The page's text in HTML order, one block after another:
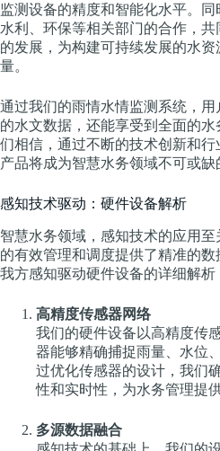
监测设备的精度和智能化水平。
水利、环保等相关部门的合作，
的发展，为构建可持续发展的水资
量。
通过我们的雨情水情监测系统，
的水文数据，还能享受到全面的
们相信，通过不断的技术创新和
产品将成为智慧水务领域不可或缺
感知技术驱动：硬件设备解析
智慧水务领域，感知技术的应用
的有效管理和调度提供了精准的
我方感知驱动硬件设备的详细解析
高精度传感器网络
我们的硬件设备以高精度传
器能够精确捕捉雨量、水位
过优化传感器的设计，我们
性和实时性，为水务管理提
多源数据融合